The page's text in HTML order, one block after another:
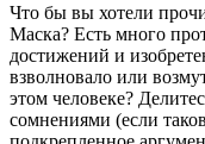
Что бы вы хотели
Маска? Есть много
достижений и
взволновало или
этом человеке?
сомнениями (если